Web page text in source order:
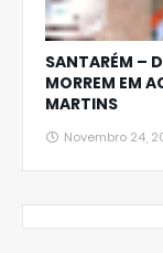
SANTARÉM –
MORREM EM
MARTINS
Novembro 24,